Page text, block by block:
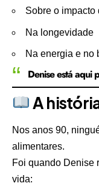
Sobre o
Na longevidade
Na energia e no
Denise está aqui
A
Nos anos 90,
alimentares.
Foi quando Denise
vida: